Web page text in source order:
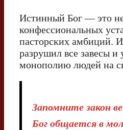
Истинный Бог — это
конфессиональных
пасторских амбиций.
разрушил все завесы
монополию людей на
Запомните закон
Бог общается в